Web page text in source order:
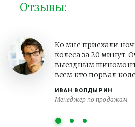
Отзывы:
ИВАН ВОЛДЫРИН
Менеджер по продажам
Ко мне приехали
колеса за 20 минут.
выездным
всем кто порвал